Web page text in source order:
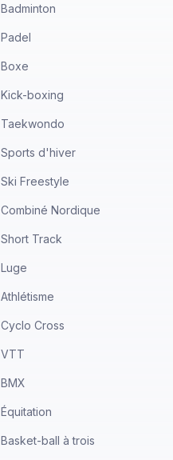
Badminton
Padel
Boxe
Kick-boxing
Taekwondo
Sports d'hiver
Ski Freestyle
Combiné Nordique
Short Track
Luge
Athlétisme
Cyclo Cross
VTT
BMX
Équitation
Basket-ball à trois